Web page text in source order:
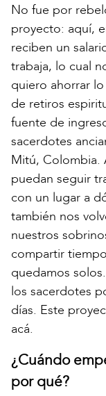
No fue por
proyecto: aquí,
reciben un
trabaja, lo cual
quiero ahorrar
de retiros
fuente de
sacerdotes
Mitú, Colombia.
puedan seguir
con un lugar a
también nos
nuestros
compartir
quedamos
los sacerdotes
días. Este
acá.
¿Cuándo
por qué?